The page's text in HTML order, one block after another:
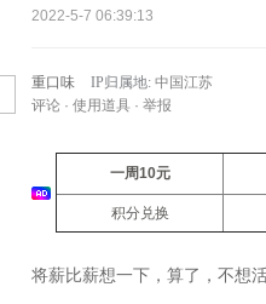
2022-5-7 06:39:13
重口味 IP归属地: 中国江苏
评论 · 使用道具 · 举报
一周10元
积分兑换
将薪比薪想一下，算了，不想活